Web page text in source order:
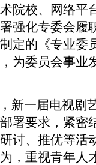
院校、网络平
强化专委会履
定的《专业委
为委员会事业
一届电视剧
署要求，紧密
讨、推优等活
，重视青年人